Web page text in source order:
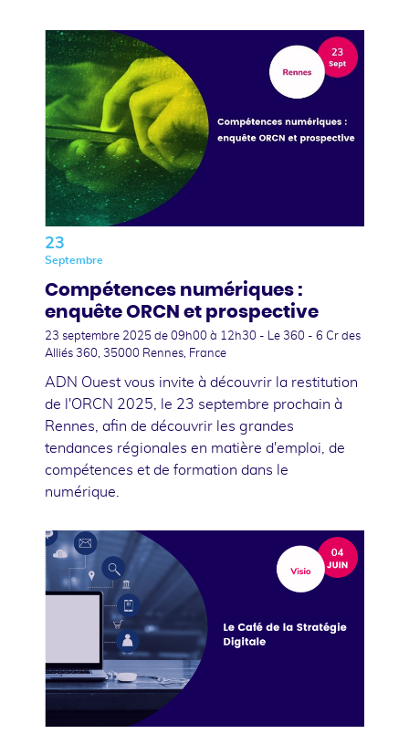
23
Septembre
Compétences numériques :
enquête ORCN et prospective
23 septembre 2025 de 09h00 à 12h30 - Le 360 - 6 Cr des
Alliés 360, 35000 Rennes, France
ADN Ouest vous invite à découvrir la restitution
de l'ORCN 2025, le 23 septembre prochain à
Rennes, afin de découvrir les grandes
tendances régionales en matière d'emploi, de
compétences et de formation dans le
numérique.